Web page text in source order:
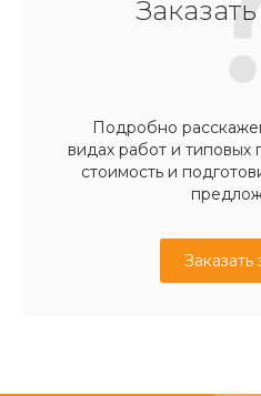
Подробно
видах работ и типовых
стоимость и
Заказать